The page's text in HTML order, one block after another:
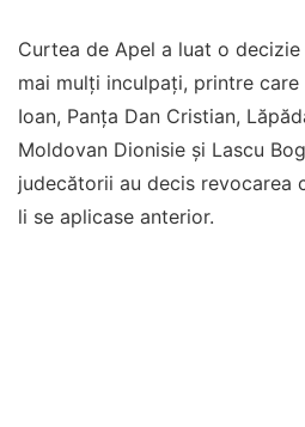
Curtea de Apel a luat o
mai mulți inculpați, printre
Ioan, Panţa Dan Cristian,
Moldovan Dionisie și Lascu
judecătorii au decis revocarea
li se aplicase anterior.